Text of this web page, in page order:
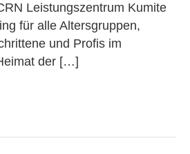
Leistungszentrum Kumite
für alle Altersgruppen,
und Profis im
der […]